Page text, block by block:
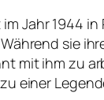
Jahr 1944
sie
mit ihm zu
einer